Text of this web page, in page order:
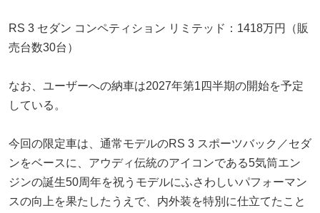
RS 3 セダン コンペティション リミテッド：1418万円（販
売台数30台）
なお、ユーザーへの納車は2027年第1四半期の開始を予定
している。
今回の限定車は、通常モデルのRS 3 スポーツバック／セダ
ンをベースに、アウディ伝統のアイコンである5気筒エン
ジンの誕生50周年を祝うモデルにふさわしいパフォーマン
スの向上を果たしたうえで、内外装を特別に仕立てたこと